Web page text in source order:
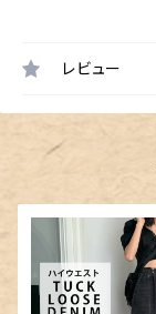
レビュー